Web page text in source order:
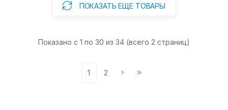
ПОКАЗАТЬ ЕЩЕ ТОВАРЫ
Показано с 1 по 30 из 34 (всего 2 страниц)
1 2